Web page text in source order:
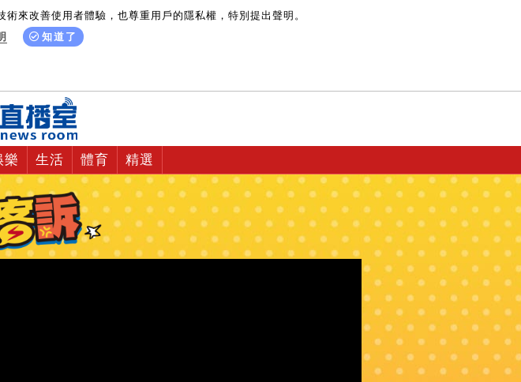
來改善使用者體驗，也尊重用戶的隱私權，特別提出聲明。
知道了
樂 生活 體育 精選